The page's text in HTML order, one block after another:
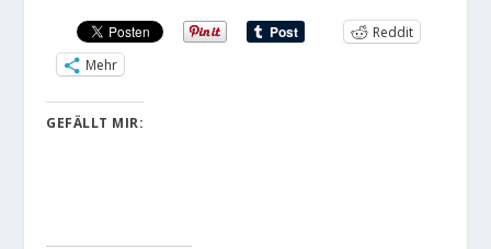
Reddit
Mehr
GEFÄLLT MIR: